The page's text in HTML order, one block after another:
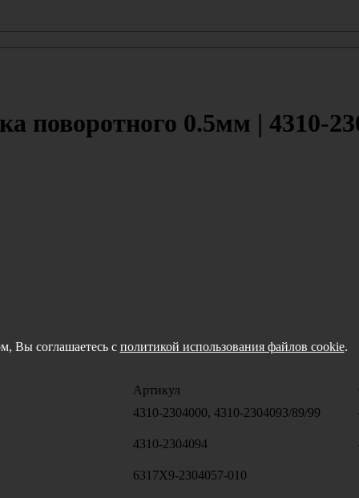
поворотного 0.5мм | 4310-
Артикул
4310-2304000, 4310-2304093/89/99
4310-2304094
6317Х9-2304057-010
Вы соглашаетесь с политикой использования файлов cookie.